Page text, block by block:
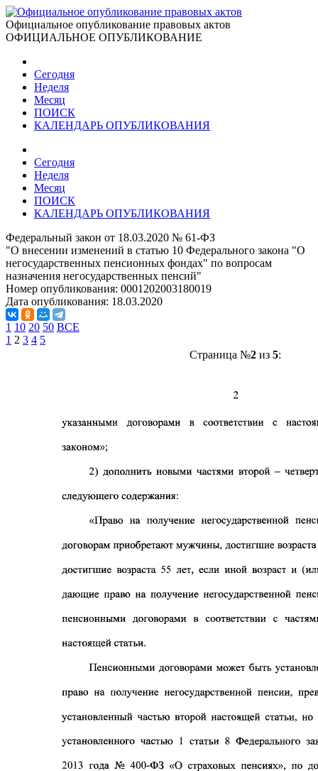
Официальное опубликование правовых актов
ОФИЦИАЛЬНОЕ ОПУБЛИКОВАНИЕ
Сегодня
Неделя
Месяц
ПОИСК
КАЛЕНДАРЬ ОПУБЛИКОВАНИЯ
Сегодня
Неделя
Месяц
ПОИСК
КАЛЕНДАРЬ ОПУБЛИКОВАНИЯ
Федеральный закон от 18.03.2020 № 61-ФЗ
"О внесении изменений в статью 10 Федерального закона "О
негосударственных пенсионных фондах" по вопросам
назначения негосударственных пенсий"
Номер опубликования: 0001202003180019
Дата опубликования: 18.03.2020
1 10 20 50 ВСЕ
1 2 3 4 5
Страница №2из 5: